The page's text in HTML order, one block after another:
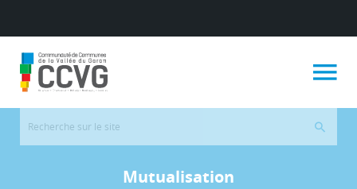
Mutualisation